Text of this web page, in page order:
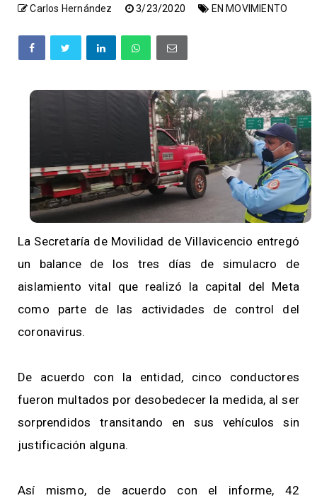
Carlos Hernández 3/23/2020 EN MOVIMIENTO
La Secretaría de Movilidad de Villavicencio entregó
un balance de los tres días de simulacro de
aislamiento vital que realizó la capital del Meta
como parte de las actividades de control del
coronavirus.
De acuerdo con la entidad, cinco conductores
fueron multados por desobedecer la medida, al ser
sorprendidos transitando en sus vehículos sin
justificación alguna.
Así mismo, de acuerdo con el informe, 42